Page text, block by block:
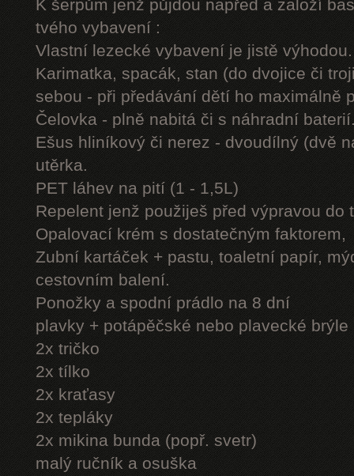
K šerpům jenž půjdou napřed a založí
tvého vybavení :
Vlastní lezecké vybavení je jistě výhodou.
Karimatka, spacák, stan (do dvojice či
sebou - při předávání dětí ho maximálně
Čelovka - plně nabitá či s náhradní
Ešus hliníkový či nerez - dvoudílný (dvě
utěrka.
PET láhev na pití (1 - 1,5L)
Repelent jenž použiješ před výpravou do
Opalovací krém s dostatečným faktorem,
Zubní kartáček + pastu, toaletní papír,
cestovním balení.
Ponožky a spodní prádlo na 8 dní
plavky + potápěčské nebo plavecké brýle
2x tričko
2x tílko
2x kraťasy
2x tepláky
2x mikina bunda (popř. svetr)
malý ručník a osuška